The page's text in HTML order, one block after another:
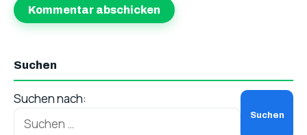
Suchen
Suchen nach: